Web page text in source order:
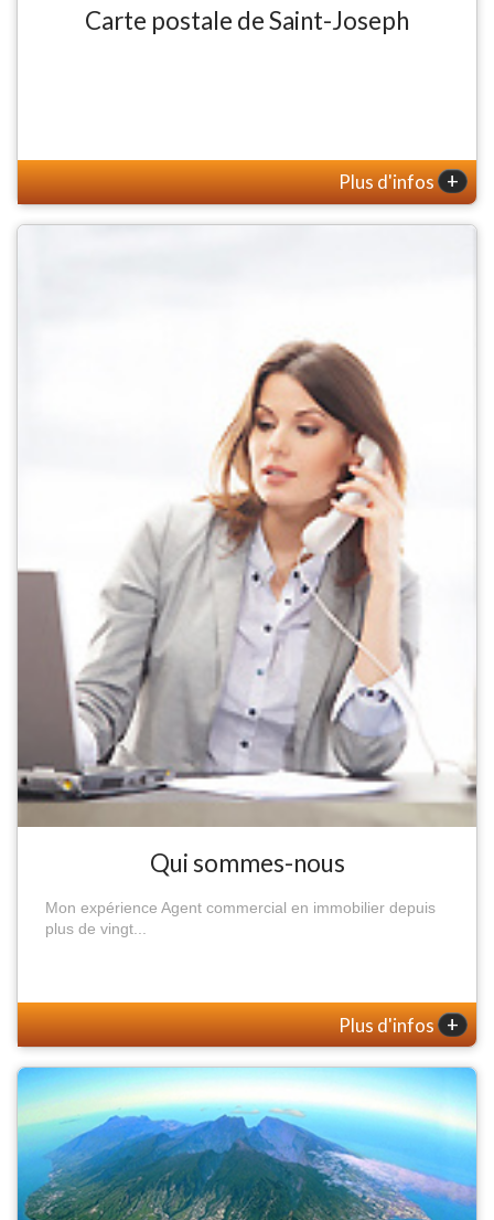
Carte postale de Saint-Joseph
Plus d'infos +
Qui sommes-nous
Mon expérience Agent commercial en immobilier depuis
plus de vingt...
Plus d'infos +